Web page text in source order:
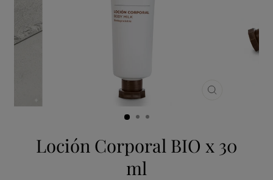
Loción Corporal BIO x 30
ml